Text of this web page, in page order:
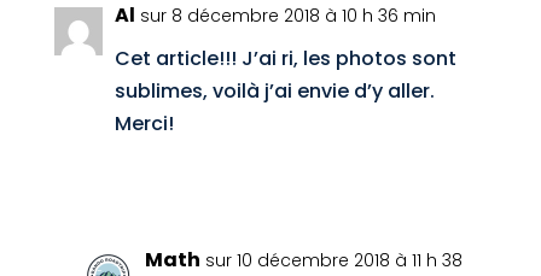
Al sur 8 décembre 2018 à 10 h 36 min
Cet article!!! J’ai ri, les photos sont
sublimes, voilà j’ai envie d’y aller.
Merci!
Math sur 10 décembre 2018 à 11 h 38